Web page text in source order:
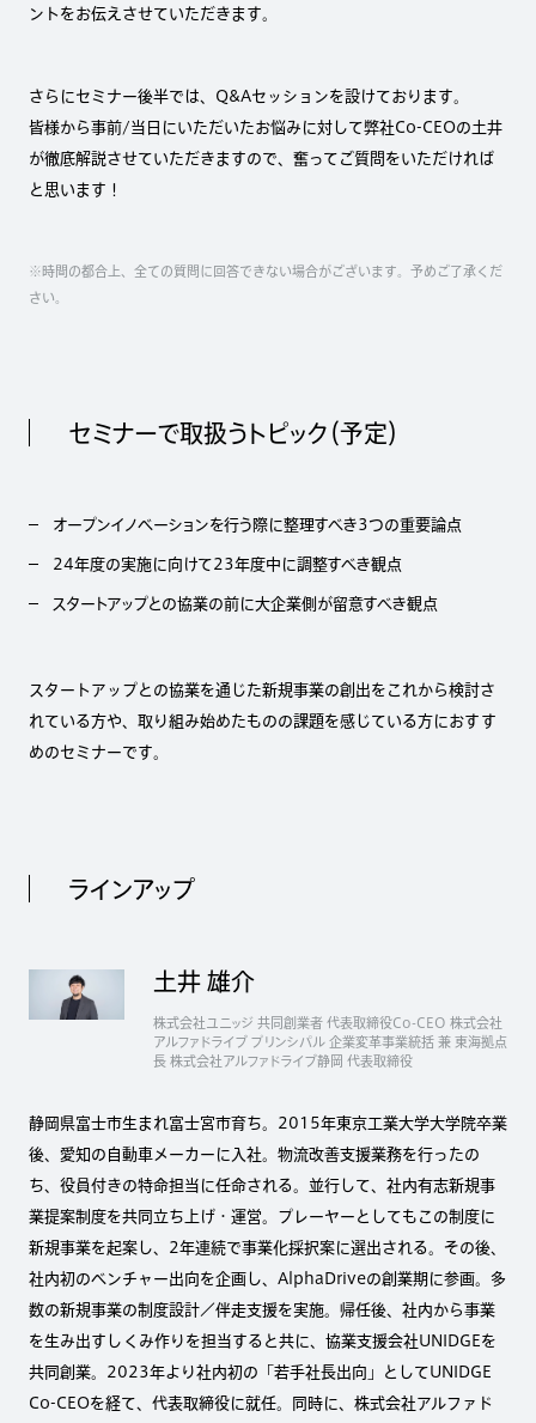
ントをお伝えさせていただきます。
さらにセミナー後半では、Q&Aセッションを設けております。
皆様から事前/当日にいただいたお悩みに対して弊社Co-CEOの土井
が徹底解説させていただきますので、奮ってご質問をいただければ
と思います！
※時間の都合上、全ての質問に回答できない場合がございます。予めご了承くだ
さい。
セミナーで取扱うトピック（予定）
オープンイノベーションを行う際に整理すべき3つの重要論点
24年度の実施に向けて23年度中に調整すべき観点
スタートアップとの協業の前に大企業側が留意すべき観点
スタートアップとの協業を通じた新規事業の創出をこれから検討さ
れている方や、取り組み始めたものの課題を感じている方におすす
めのセミナーです。
ラインアップ
土井 雄介
株式会社ユニッジ 共同創業者 代表取締役Co-CEO 株式会社
アルファドライブ プリンシパル 企業変革事業統括 兼 東海拠点
長 株式会社アルファドライブ静岡 代表取締役
静岡県富士市生まれ富士宮市育ち。2015年東京工業大学大学院卒業
後、愛知の自動車メーカーに入社。物流改善支援業務を行ったの
ち、役員付きの特命担当に任命される。並行して、社内有志新規事
業提案制度を共同立ち上げ・運営。プレーヤーとしてもこの制度に
新規事業を起案し、2年連続で事業化採択案に選出される。その後、
社内初のベンチャー出向を企画し、AlphaDriveの創業期に参画。多
数の新規事業の制度設計／伴走支援を実施。帰任後、社内から事業
を生み出すしくみ作りを担当すると共に、協業支援会社UNIDGEを
共同創業。2023年より社内初の「若手社長出向」としてUNIDGE
Co-CEOを経て、代表取締役に就任。同時に、株式会社アルファド